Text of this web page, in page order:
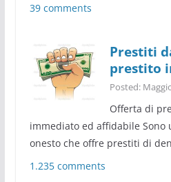
39 comments
Prestiti
prestito
Posted:
Offerta di
immediato ed affidabile Sono
onesto che offre prestiti di
1.235 comments